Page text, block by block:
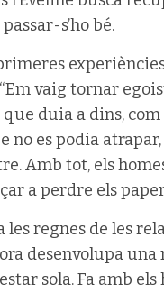
s’ho bé.
vaig tornar
que duia a dins,
no es podia
Amb tot, els
a perdre els
les regnes de les
desenvolupa
sola. Fa amb